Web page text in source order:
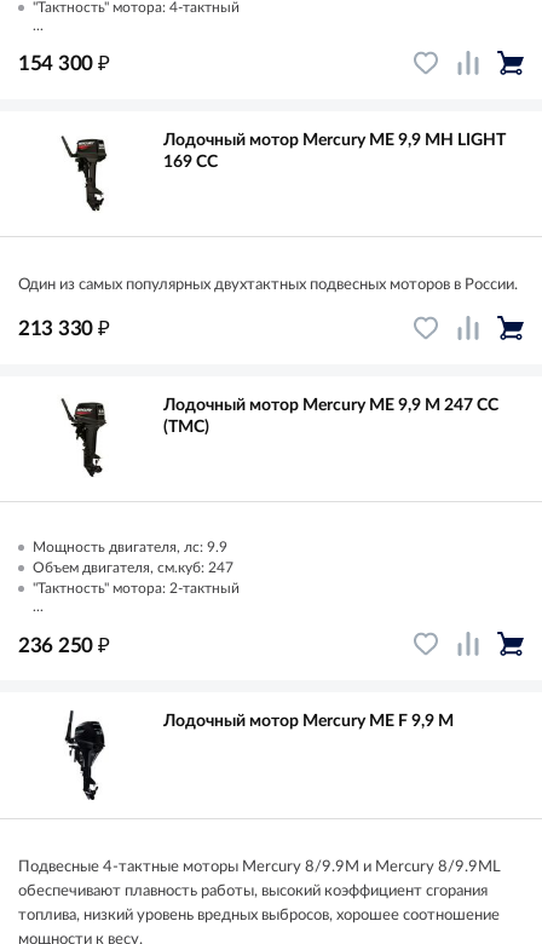
"Тактность" мотора: 4-тактный
...
154 300 ₽
Лодочный мотор Mercury ME 9,9 MH LIGHT
169 CC
Один из самых популярных двухтактных подвесных моторов в России.
213 330 ₽
Лодочный мотор Mercury ME 9,9 M 247 CC
(TMC)
Мощность двигателя, лс: 9.9
Объем двигателя, см.куб: 247
"Тактность" мотора: 2-тактный
...
236 250 ₽
Лодочный мотор Mercury ME F 9,9 M
Подвесные 4-тактные моторы Mercury 8/9.9M и Mercury 8/9.9ML
обеспечивают плавность работы, высокий коэффициент сгорания
топлива, низкий уровень вредных выбросов, хорошее соотношение
мощности к весу.